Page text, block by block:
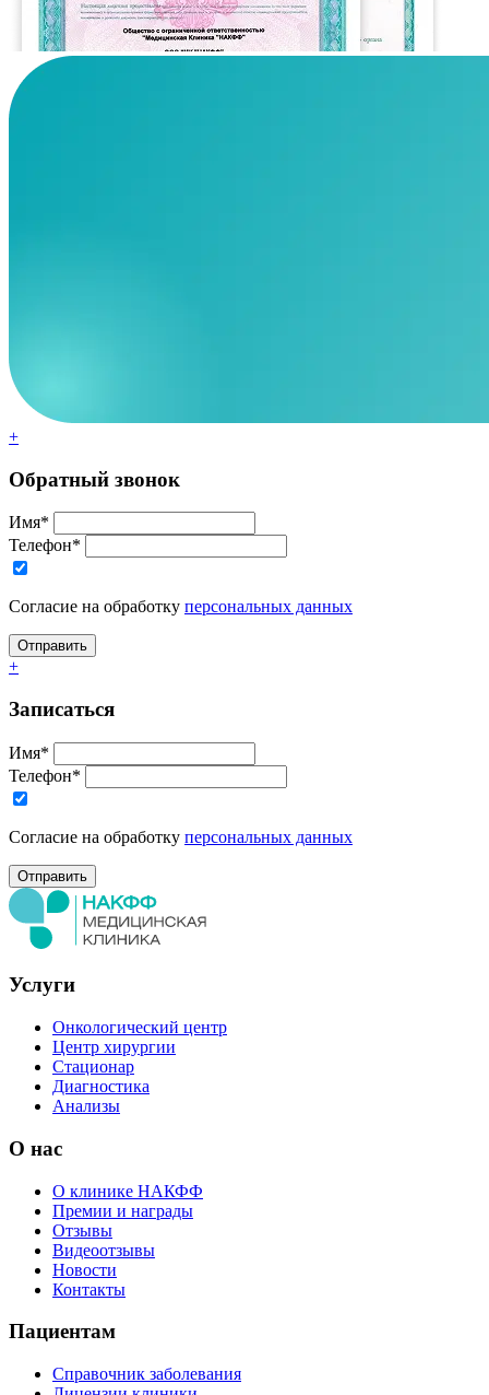
+
Обратный звонок
Имя*
Телефон*
Согласие на обработку персональных данных
+
Записаться
Имя*
Телефон*
Согласие на обработку персональных данных
Услуги
Онкологический центр
Центр хирургии
Стационар
Диагностика
Анализы
О нас
О клинике НАКФФ
Премии и награды
Отзывы
Видеоотзывы
Новости
Контакты
Пациентам
Справочник заболевания